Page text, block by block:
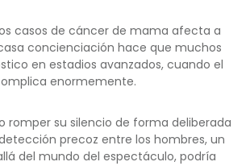
casos de cáncer de mama afecta a
concienciación hace que muchos
en estadios avanzados, cuando el
enormemente.
romper su silencio de forma deliberada
precoz entre los hombres, un
del mundo del espectáculo, podría